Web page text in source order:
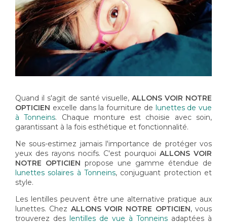
Quand il s'agit de santé visuelle,ALLONS VOIR NOTRE
OPTICIEN excelle dans la fourniture de lunettes de vue
à Tonneins. Chaque monture est choisie avec soin,
garantissant à la fois esthétique et fonctionnalité.
Ne sous-estimez jamais l'importance de protéger vos
yeux des rayons nocifs. C'est pourquoiALLONS VOIR
NOTRE OPTICIEN propose une gamme étendue de
lunettes solaires à Tonneins, conjuguant protection et
style.
Les lentilles peuvent être une alternative pratique aux
lunettes. Chez ALLONS VOIR NOTRE OPTICIEN, vous
trouverez des lentilles de vue à Tonneins adaptées à